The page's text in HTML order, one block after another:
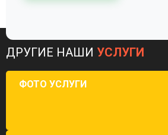
ДРУГИЕ НАШИ УСЛУГИ
ФОТО УСЛУГИ